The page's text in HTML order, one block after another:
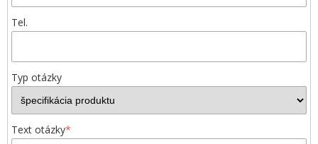
Tel.
Typ otázky
Text otázky*